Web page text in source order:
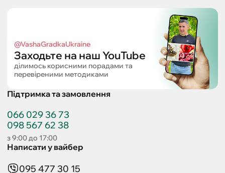
@VashaGradkaUkraine
Заходьте на наш YouTube
ділимось корисними порадами та
перевіреними методиками
Підтримка та замовлення
066 029 36 73
098 567 62 38
з 9:00 до 17:00
Написати у вайбер
095 477 30 15